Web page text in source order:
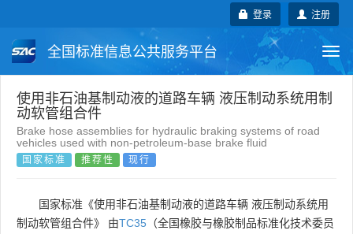
注册
登录
全国标准信息公共服务平台
国家标准 行业标准 地方标准
团体标准 企业标准 国际标准
使用非石油基制动液的道路车辆 液压制动系统用制
动软管组合件
Brake hose assemblies for hydraulic braking systems of road
vehicles used with non-petroleum-base brake fluid
国家标准 推荐性 现行
国家标准《使用非石油基制动液的道路车辆 液压制动系统用
制动软管组合件》 由TC35 （全国橡胶与橡胶制品标准化技术委员